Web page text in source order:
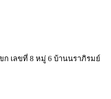
เลขที่ 8 หมู่ 6 บ้านนราภิรมย์